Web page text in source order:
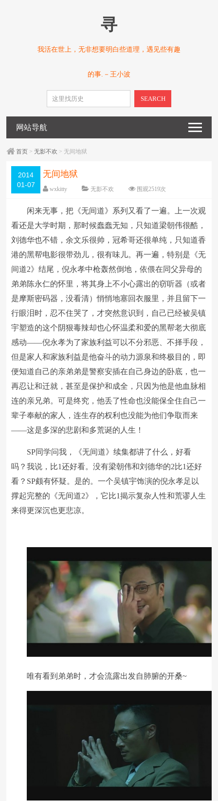
寻
我活在世上，无非想要明白些道理，遇见些有趣
的事.－王小波
SEARCH
网站导航
首页 >无影不欢 > 无间地狱
2014
01-07
无间地狱
wxkitty 无影不欢 围观2519次
字体：大 中 小
闲来无事，把《无间道》系列又看了一遍。上一次观
看还是大学时期，那时候蠢蠢无知，只知道梁朝伟很酷，
刘德华也不错，余文乐很帅，冠希哥还很单纯，只知道香
港的黑帮电影很带劲儿，很有味儿。再一遍，特别是《无
间道2》结尾，倪永孝中枪轰然倒地，依偎在同父异母的
弟弟陈永仁的怀里，将其身上不小心露出的窃听器（或者
是摩斯密码器，没看清）悄悄地塞回衣服里，并且留下一
行眼泪时，忍不住哭了，才突然意识到，自己已经被吴镇
宇塑造的这个阴狠毒辣却也心怀温柔和爱的黑帮老大彻底
感动——倪永孝为了家族利益可以不分邪恶、不择手段，
但是家人和家族利益是他奋斗的动力源泉和终极目的，即
便知道自己的亲弟弟是警察安插在自己身边的卧底，也一
再忍让和迁就，甚至是保护和成全，只因为他是他血脉相
连的亲兄弟。可是终究，他丢了性命也没能保全住自己一
辈子奉献的家人，连生存的权利也没能为他们争取而来
——这是多深的悲剧和多荒诞的人生！
SP同学问我，《无间道》续集都讲了什么，好看
吗？我说，比1还好看。没有梁朝伟和刘德华的2比1还好
看？SP颇有怀疑。是的。一个吴镇宇饰演的倪永孝足以
撑起完整的《无间道2》，它比1揭示复杂人性和荒谬人生
来得更深沉也更悲凉。
唯有看到弟弟时，才会流露出发自肺腑的开桑~